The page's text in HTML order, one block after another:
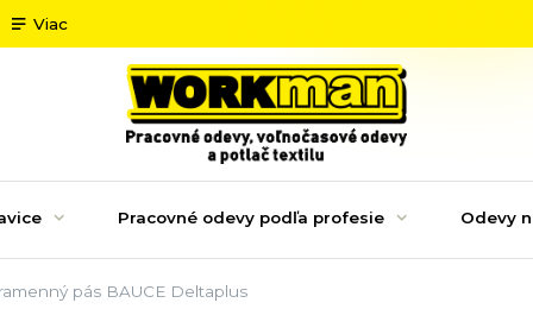
Viac
Pracovné odevy podľa profesie Odevy
pás BAUCE Deltaplus